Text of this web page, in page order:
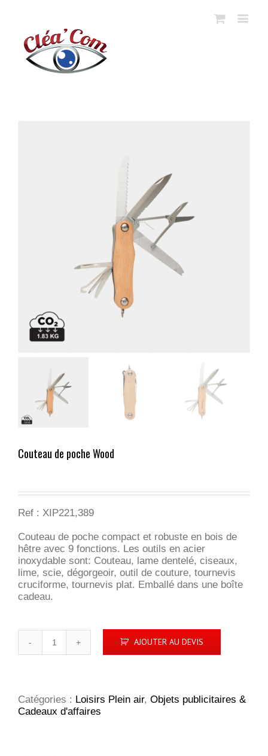
Couteau de poche Wood
Ref : XIP221,389
Couteau de poche compact et robuste en bois de
hêtre avec 9 fonctions. Les outils en acier
inoxydable sont: Couteau, lame dentelé, ciseaux,
lime, scie, dégorgeoir, outil de couture, tournevis
cruciforme, tournevis plat. Emballé dans une boîte
cadeau.
Wood
AJOUTER AU DEVIS
Catégories : Loisirs Plein air, Objets publicitaires &
Cadeaux d'affaires